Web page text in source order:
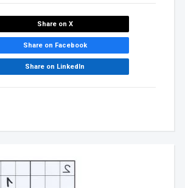
Share on X
Share on Facebook
Share on LinkedIn